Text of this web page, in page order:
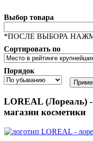
Выбор товара
*ПОСЛЕ ВЫБОРА
Сортировать по
Порядок
LOREAL (Лореаль)
магазин косметики